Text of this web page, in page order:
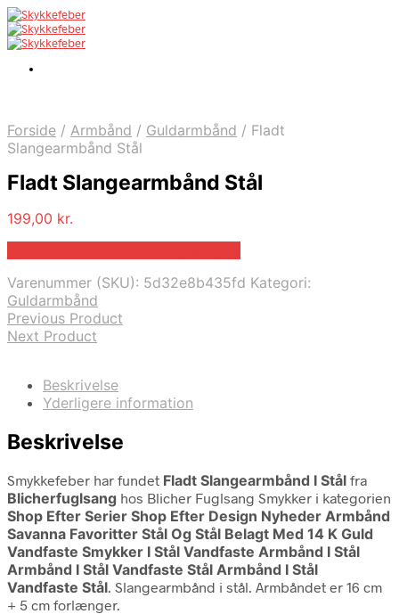
Forside / Armbånd / Guldarmbånd / Fladt
Slangearmbånd Stål
Fladt Slangearmbånd Stål
199,00 kr.
Varenummer (SKU): 5d32e8b435fd Kategori:
Guldarmbånd
Previous Product
Next Product
Beskrivelse
Yderligere information
Beskrivelse
Smykkefeber har fundet Fladt Slangearmbånd I Stål fra
Blicherfuglsang hos Blicher Fuglsang Smykker i kategorien
Shop Efter Serier Shop Efter Design Nyheder Armbånd
Savanna Favoritter Stål Og Stål Belagt Med 14 K Guld
Vandfaste Smykker I Stål Vandfaste Armbånd I Stål
Armbånd I Stål Vandfaste Stål Armbånd I Stål
Vandfaste Stål. Slangearmbånd i stål. Armbåndet er 16 cm
+ 5 cm forlænger.